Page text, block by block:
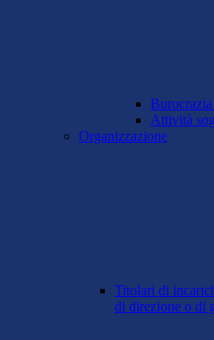
Attività
Organizzazione
Titolari di
di direzione o di